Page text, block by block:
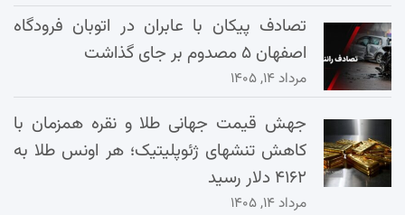
تصادف پیکان با عابران در اتوبان فرودگاه
اصفهان ۵ مصدوم بر جای گذاشت
مرداد ۱۴, ۱۴۰۵
جهش قیمت جهانی طلا و نقره همزمان با
کاهش تنشهای ژئوپلیتیک؛ هر اونس طلا به
۴۱۶۲ دلار رسید
مرداد ۱۴, ۱۴۰۵